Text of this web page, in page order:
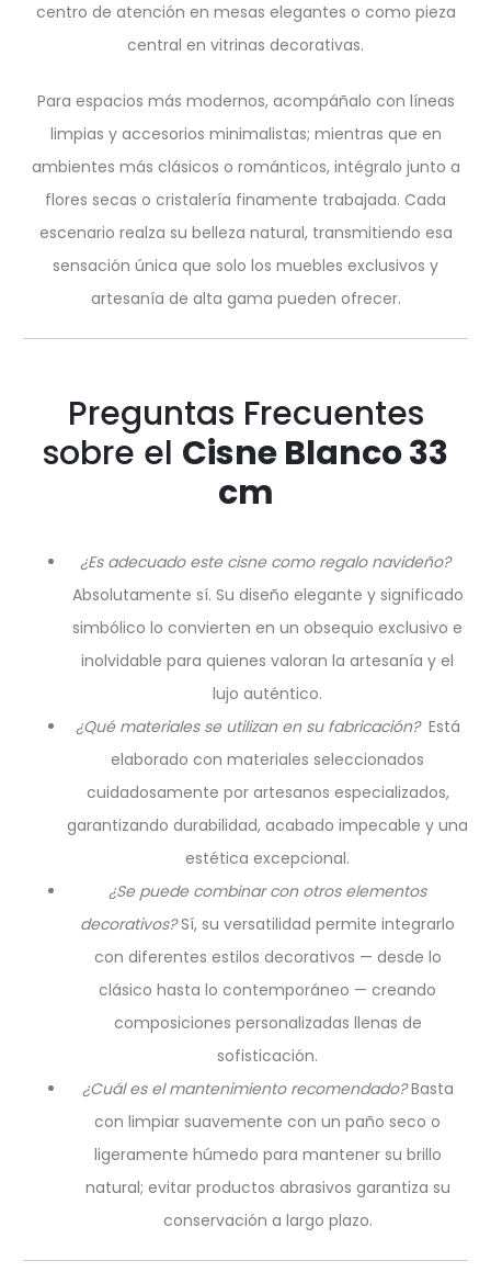
centro de atención en mesas elegantes o como pieza
central en vitrinas decorativas.
Para espacios más modernos, acompáñalo con líneas
limpias y accesorios minimalistas; mientras que en
ambientes más clásicos o románticos, intégralo junto a
flores secas o cristalería finamente trabajada. Cada
escenario realza su belleza natural, transmitiendo esa
sensación única que solo los muebles exclusivos y
artesanía de alta gama pueden ofrecer.
Preguntas Frecuentes
sobre el Cisne Blanco 33
cm
¿Es adecuado este cisne como regalo navideño?
Absolutamente sí. Su diseño elegante y significado
simbólico lo convierten en un obsequio exclusivo e
inolvidable para quienes valoran la artesanía y el
lujo auténtico.
¿Qué materiales se utilizan en su fabricación?Está
elaborado con materiales seleccionados
cuidadosamente por artesanos especializados,
garantizando durabilidad, acabado impecable y una
estética excepcional.
¿Se puede combinar con otros elementos
decorativos?Sí, su versatilidad permite integrarlo
con diferentes estilos decorativos — desde lo
clásico hasta lo contemporáneo — creando
composiciones personalizadas llenas de
sofisticación.
¿Cuál es el mantenimiento recomendado?Basta
con limpiar suavemente con un paño seco o
ligeramente húmedo para mantener su brillo
natural; evitar productos abrasivos garantiza su
conservación a largo plazo.